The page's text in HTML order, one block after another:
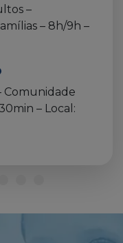
–
– 8h/9h –
Comunidade
– Local: